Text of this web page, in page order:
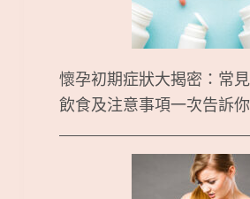
懷孕初期症狀大揭密：常
飲食及注意事項一次告訴你